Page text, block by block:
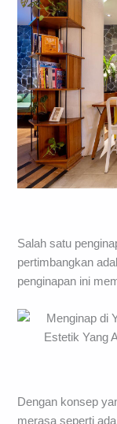
Salah satu
pertimbangkan
penginapan ini
Dengan konsep
merasa seperti